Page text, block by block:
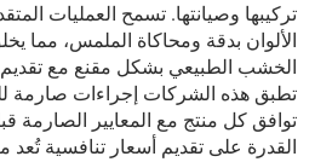
تركيبها وصيانتها. تسمح العمليات
الألوان بدقة ومحاكاة الملمس، مما
الخشب الطبيعي بشكل مقنع مع تقديم
تطبق هذه الشركات إجراءات صارمة
توافق كل منتج مع المعايير الصارمة
القدرة على تقديم أسعار تنافسية